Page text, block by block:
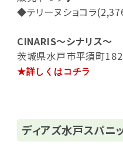
◆テリーヌショコラ
CINARIS～シナリス～
茨城県水戸市平須町
★詳しくはコチラ
ディアズ水戸スパニ